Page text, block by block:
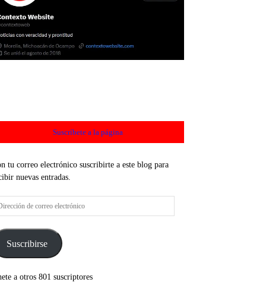
Suscríbete a la página
tu correo electrónico suscribirte a este blog para
nuevas entradas.
Suscribirse
a otros 801 suscriptores